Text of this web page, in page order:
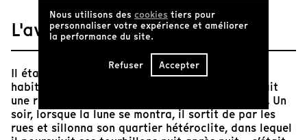
L'avis de Tënk
Il était une fois, le Mile End. Et dans ce Mile End
habitait un homme prénommé Severyan. Il y vivait
une rupture amoureuse, chagriné, le cœur fendu. Un
soir, lorsque la lune se montra, il sortit de par les
rues et sillonna son quartier hétéroclite, dans lequel
Nous utilisons des cookies tiers pour
personnaliser votre expérience et améliorer
la performance du site.
Refuser Accepter